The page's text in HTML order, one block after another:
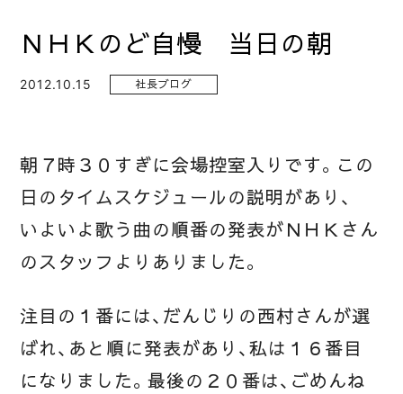
ＮＨＫのど自慢 当日の朝
2012.10.15 社長ブログ
朝７時３０すぎに会場控室入りです。この
日のタイムスケジュールの説明があり、
いよいよ歌う曲の順番の発表がＮＨＫさん
のスタッフよりありました。
注目の１番には、だんじりの西村さんが選
ばれ、あと順に発表があり、私は１６番目
になりました。最後の２０番は、ごめんね